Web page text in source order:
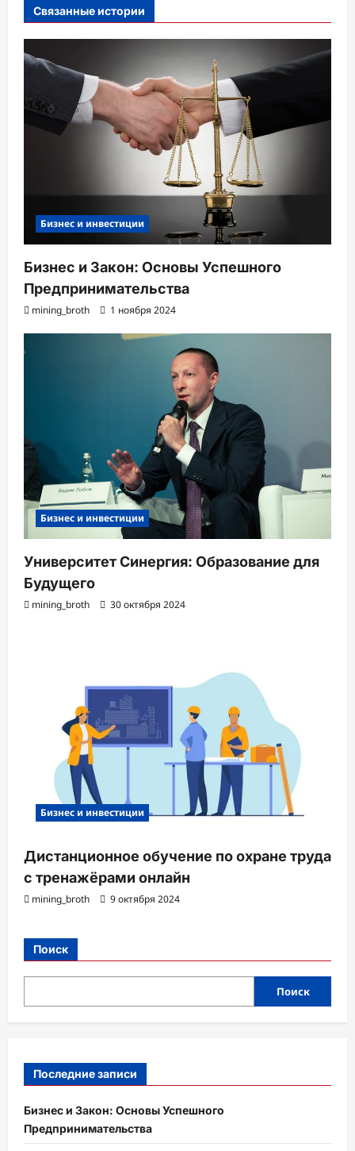
и
Связанные истории
Бизнес и инвестиции
Бизнес и Закон: Основы Успешного
Предпринимательства
mining_broth 1 ноября 2024
Бизнес и инвестиции
Университет Синергия: Образование для
Будущего
mining_broth 30 октября 2024
Бизнес и инвестиции
Дистанционное обучение по охране труда
с тренажёрами онлайн
mining_broth 9 октября 2024
Поиск
Поиск
Последние записи
Бизнес и Закон: Основы Успешного
Предпринимательства